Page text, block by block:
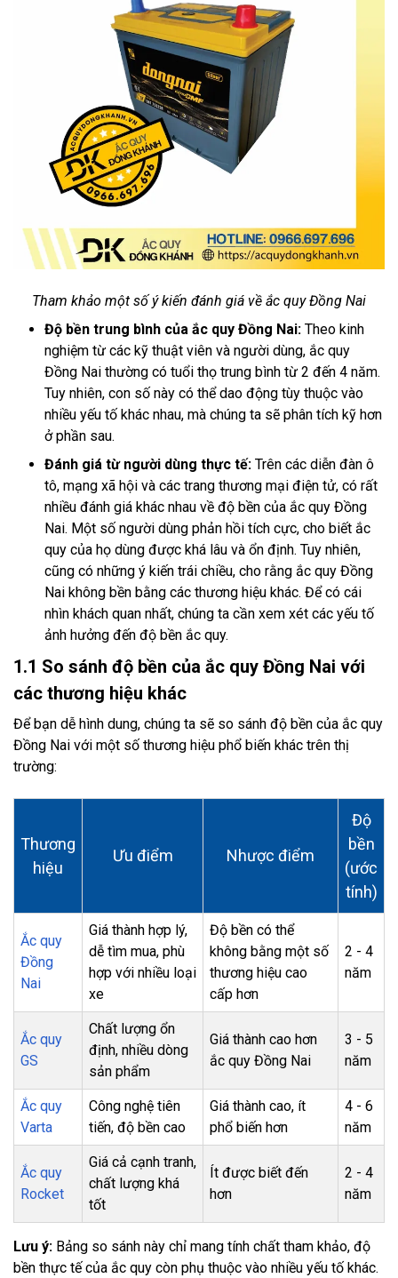
Tham khảo một số ý kiến đánh giá về ắc quy Đồng Nai
Độ bền trung bình của ắc quy Đồng Nai: Theo kinh
nghiệm từ các kỹ thuật viên và người dùng, ắc quy
Đồng Nai thường có tuổi thọ trung bình từ 2 đến 4 năm.
Tuy nhiên, con số này có thể dao động tùy thuộc vào
nhiều yếu tố khác nhau, mà chúng ta sẽ phân tích kỹ hơn
ở phần sau.
Đánh giá từ người dùng thực tế: Trên các diễn đàn ô
tô, mạng xã hội và các trang thương mại điện tử, có rất
nhiều đánh giá khác nhau về độ bền của ắc quy Đồng
Nai. Một số người dùng phản hồi tích cực, cho biết ắc
quy của họ dùng được khá lâu và ổn định. Tuy nhiên,
cũng có những ý kiến trái chiều, cho rằng ắc quy Đồng
Nai không bền bằng các thương hiệu khác. Để có cái
nhìn khách quan nhất, chúng ta cần xem xét các yếu tố
ảnh hưởng đến độ bền ắc quy.
1.1 So sánh độ bền của ắc quy Đồng Nai với
các thương hiệu khác
Để bạn dễ hình dung, chúng ta sẽ so sánh độ bền của ắc quy
Đồng Nai với một số thương hiệu phổ biến khác trên thị
trường:
Thương
hiệu
Ưu điểm Nhược điểm
Độ
bền
(ước
tính)
Ắc quy
Đồng
Nai
Giá thành hợp lý,
dễ tìm mua, phù
hợp với nhiều loại
xe
Độ bền có thể
không bằng một số
thương hiệu cao
cấp hơn
2 - 4
năm
Ắc quy
GS
Chất lượng ổn
định, nhiều dòng
sản phẩm
Giá thành cao hơn
ắc quy Đồng Nai
3 - 5
năm
Ắc quy
Varta
Công nghệ tiên
tiến, độ bền cao
Giá thành cao, ít
phổ biến hơn
4 - 6
năm
Ắc quy
Rocket
Giá cả cạnh tranh,
chất lượng khá
tốt
Ít được biết đến
hơn
2 - 4
năm
Lưu ý: Bảng so sánh này chỉ mang tính chất tham khảo, độ
bền thực tế của ắc quy còn phụ thuộc vào nhiều yếu tố khác.